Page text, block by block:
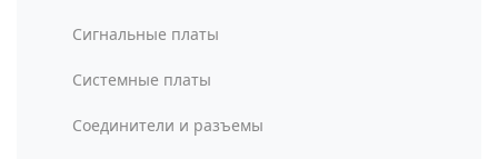
Сигнальные платы
Системные платы
Соединители и разъемы